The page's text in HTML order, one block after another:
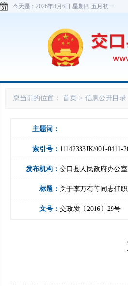
今天是： 2026年8月6日 星期四 五月初一
您当前的位置： 首页 > 信息公开目录
主题词：
索引号： 11142333JK/001-0411-
发布机构： 交口县人民政府办公室
标题： 关于李万有等同志任
文号： 交政发〔2016〕29号